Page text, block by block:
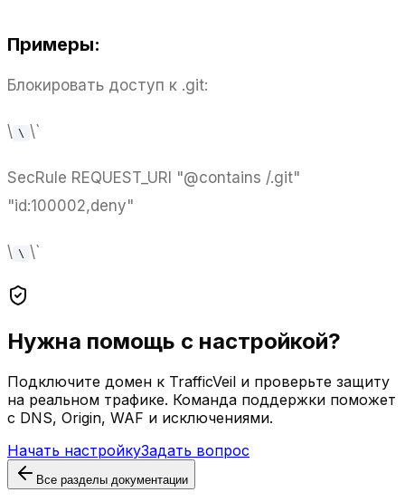
Примеры:
Блокировать доступ к .git:
\ \ \`
SecRule REQUEST_URI "@contains /.git"
"id:100002,deny"
\ \ \`
Нужна помощь с настройкой?
Подключите домен к TrafficVeil и проверьте защиту
на реальном трафике. Команда поддержки поможет
с DNS, Origin, WAF и исключениями.
Начать настройкуЗадать вопрос
Все разделы документации